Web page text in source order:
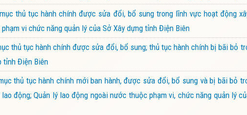
thủ tục hành chính được sửa đổi, bổ sung trong lĩnh vực hoạt động
vi chức năng quản lý của Sở Xây dựng tỉnh Điện Biên
thủ tục hành chính được sửa đổi, bổ sung; thủ tục hành chính bị bãi bỏ
tỉnh Điện Biên
thủ tục hành chính mới ban hành, được sửa đổi, bổ sung và bị bãi bỏ
động; Quản lý lao động ngoài nước thuộc phạm vi, chức năng quản lý